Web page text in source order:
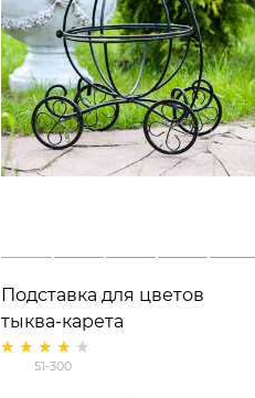
Подставка для цветов
тыква-карета
51-300